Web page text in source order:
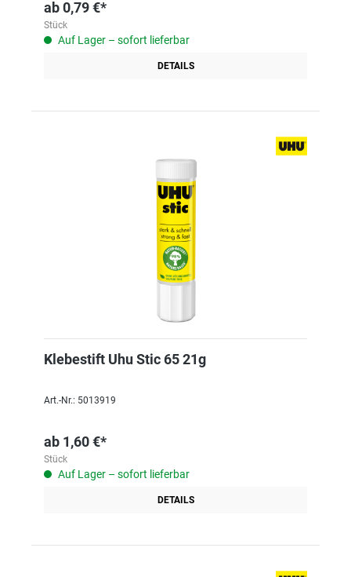
ab0,79 €*
Stück
Auf Lager – sofort lieferbar
DETAILS
Klebestift Uhu Stic 65 21g
Art.-Nr.: 5013919
ab 1,60 €*
Stück
Auf Lager – sofort lieferbar
DETAILS